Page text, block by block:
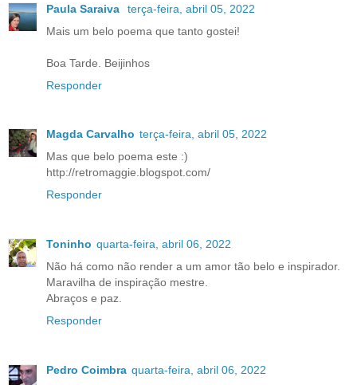
Paula Saraiva
terça-feira, abril 05, 2022
Mais um belo poema que tanto gostei!
Boa Tarde. Beijinhos
Responder
Magda Carvalho terça-feira, abril 05, 2022
Mas que belo poema este :)
http://retromaggie.blogspot.com/
Responder
Toninho quarta-feira, abril 06, 2022
Não há como não render a um amor tão belo e inspirador.
Maravilha de inspiração mestre.
Abraços e paz.
Responder
Pedro Coimbra quarta-feira, abril 06, 2022